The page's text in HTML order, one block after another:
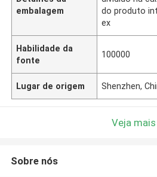
embalagem
do produto
ex
Habilidade da
fonte
100000
Lugar de origem Shenzhen,
Veja mais
Sobre nós